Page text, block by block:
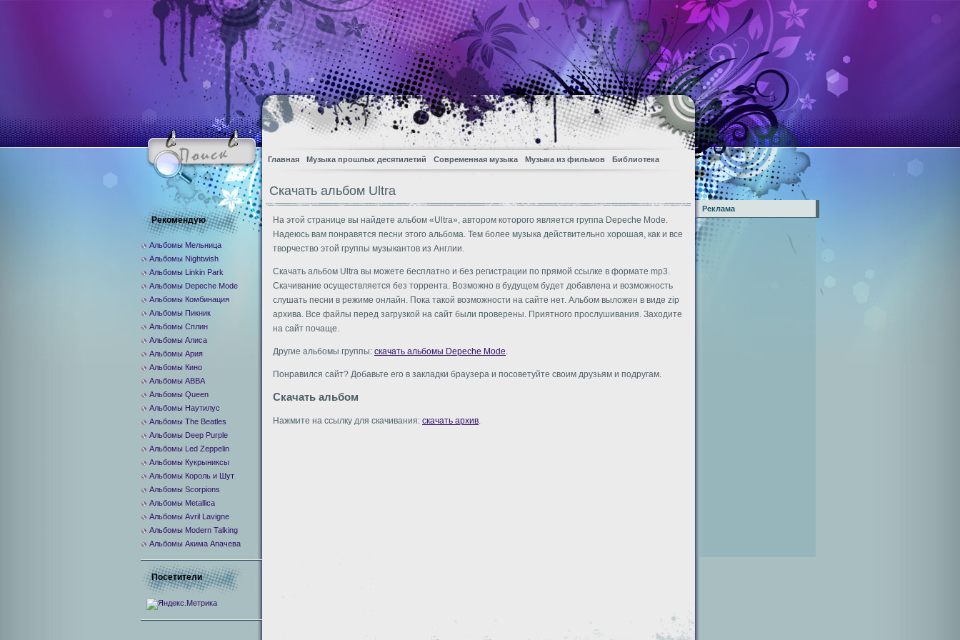
Главная Музыка прошлых десятилетий Современная музыка Музыка из фильмов Библиотека
Скачать альбом Ultra
На этой странице вы найдете альбом «Ultra», автором которого является группа Depeche Mode.
Надеюсь вам понравятся песни этого альбома. Тем более музыка действительно хорошая, как и все
творчество этой группы музыкантов из Англии.
Скачать альбом Ultra вы можете бесплатно и без регистрации по прямой ссылке в формате mp3.
Скачивание осуществляется без торрента. Возможно в будущем будет добавлена и возможность
слушать песни в режиме онлайн. Пока такой возможности на сайте нет. Альбом выложен в виде zip
архива. Все файлы перед загрузкой на сайт были проверены. Приятного прослушивания. Заходите
на сайт почаще.
Другие альбомы группы: скачать альбомы Depeche Mode.
Понравился сайт? Добавьте его в закладки браузера и посоветуйте своим друзьям и подругам.
Скачать альбом
Нажмите на ссылку для скачивания: скачать архив.
Рекомендую
Альбомы Мельница
Альбомы Nightwish
Альбомы Linkin Park
Альбомы Depeche Mode
Альбомы Комбинация
Альбомы Пикник
Альбомы Сплин
Альбомы Алиса
Альбомы Ария
Альбомы Кино
Альбомы ABBA
Альбомы Queen
Альбомы Наутилус
Альбомы The Beatles
Альбомы Deep Purple
Альбомы Led Zeppelin
Альбомы Кукрыниксы
Альбомы Король и Шут
Альбомы Scorpions
Альбомы Metallica
Альбомы Avril Lavigne
Альбомы Modern Talking
Альбомы Акима Апачева
Посетители
Реклама